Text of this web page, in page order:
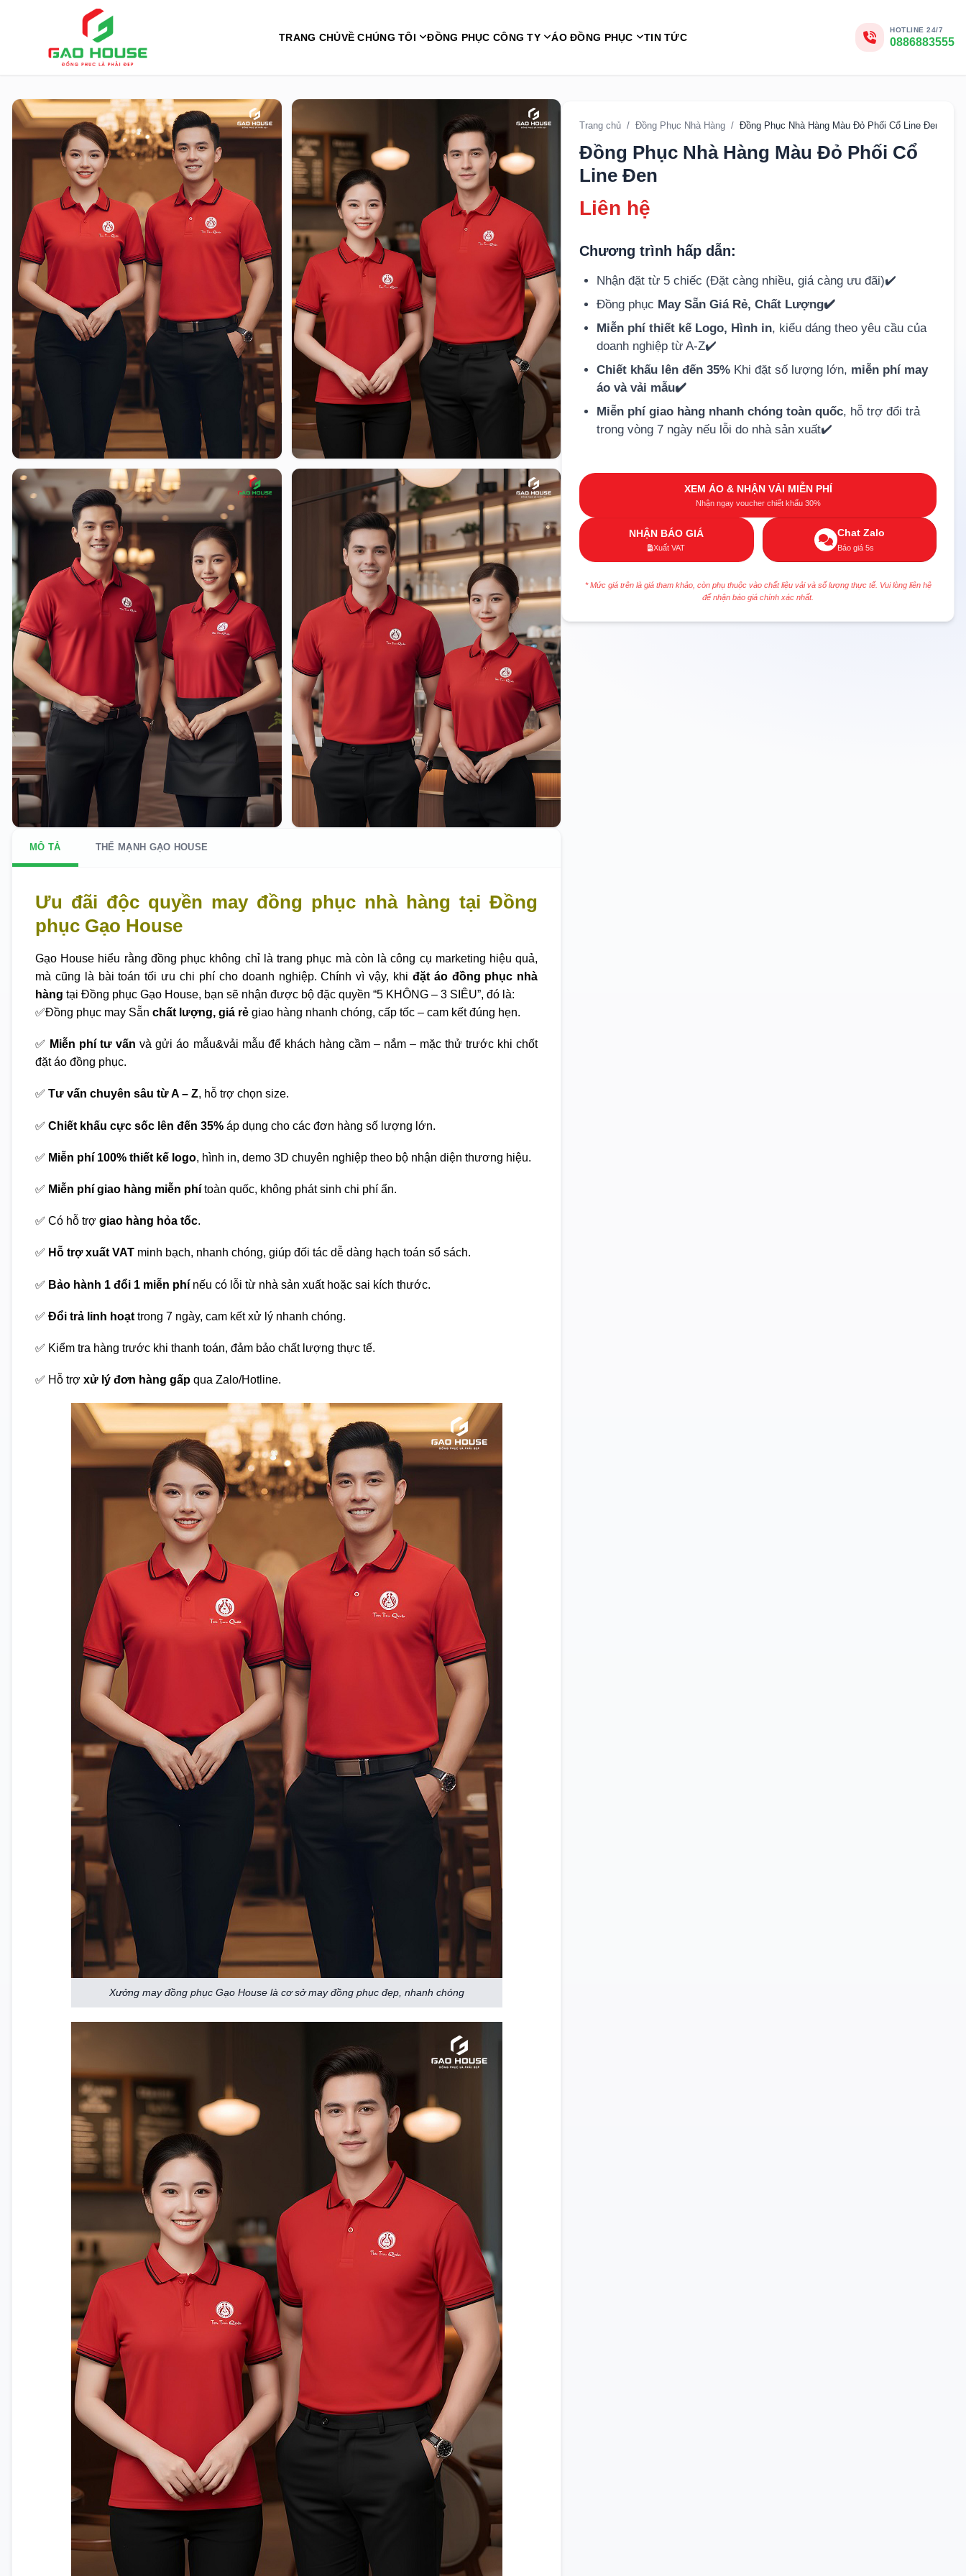
TRANG CHỦVỀ CHÚNG TÔI ĐỒNG PHỤC CÔNG TY ÁO ĐỒNG PHỤC TIN TỨC
HOTLINE 24/7
0886883555
MÔ TẢ THẾ MẠNH GẠO HOUSE
Ưu đãi độc quyền may đồng phục nhà hàng tại Đồng
phục Gạo House
Gạo House hiểu rằng đồng phục không chỉ là trang phục mà còn là công cụ marketing hiệu quả,
mà cũng là bài toán tối ưu chi phí cho doanh nghiệp. Chính vì vậy, khi đặt áo đồng phục nhà
hàng tại Đồng phục Gạo House, bạn sẽ nhận được bộ đặc quyền “5 KHÔNG – 3 SIÊU”, đó là:
✅Đồng phục may Sẵn chất lượng, giá rẻ giao hàng nhanh chóng, cấp tốc – cam kết đúng hẹn.
✅ Miễn phí tư vấn và gửi áo mẫu&vải mẫu để khách hàng cầm – nắm – mặc thử trước khi chốt
đặt áo đồng phục.
✅ Tư vấn chuyên sâu từ A – Z, hỗ trợ chọn size.
✅ Chiết khấu cực sốc lên đến 35% áp dụng cho các đơn hàng số lượng lớn.
✅ Miễn phí 100% thiết kế logo, hình in, demo 3D chuyên nghiệp theo bộ nhận diện thương hiệu.
✅ Miễn phí giao hàng miễn phí toàn quốc, không phát sinh chi phí ẩn.
✅ Có hỗ trợ giao hàng hỏa tốc.
✅ Hỗ trợ xuất VAT minh bạch, nhanh chóng, giúp đối tác dễ dàng hạch toán sổ sách.
✅ Bảo hành 1 đổi 1 miễn phí nếu có lỗi từ nhà sản xuất hoặc sai kích thước.
✅ Đổi trả linh hoạt trong 7 ngày, cam kết xử lý nhanh chóng.
✅ Kiểm tra hàng trước khi thanh toán, đảm bảo chất lượng thực tế.
✅ Hỗ trợ xử lý đơn hàng gấp qua Zalo/Hotline.
Xưởng may đồng phục Gạo House là cơ sở may đồng phục đẹp, nhanh chóng
Trang chủ / Đồng Phục Nhà Hàng / Đồng Phục Nhà Hàng Màu Đỏ Phối Cổ Line Đen
Đồng Phục Nhà Hàng Màu Đỏ Phối Cổ
Line Đen
Liên hệ
Chương trình hấp dẫn:
Nhận đặt từ 5 chiếc (Đặt càng nhiều, giá càng ưu đãi)✔️
Đồng phục May Sẵn Giá Rẻ, Chất Lượng✔️
Miễn phí thiết kế Logo, Hình in, kiểu dáng theo yêu cầu của
doanh nghiệp từ A-Z✔️
Chiết khấu lên đến 35% Khi đặt số lượng lớn, miễn phí may
áo và vải mẫu✔️
Miễn phí giao hàng nhanh chóng toàn quốc, hỗ trợ đổi trả
trong vòng 7 ngày nếu lỗi do nhà sản xuất✔️
XEM ÁO & NHẬN VẢI MIỄN PHÍ
Nhận ngay voucher chiết khấu 30%
NHẬN BÁO GIÁ
Xuất VAT
Chat Zalo
Báo giá 5s
* Mức giá trên là giá tham khảo, còn phụ thuộc vào chất liệu vải và số lượng thực tế. Vui lòng liên hệ
để nhận báo giá chính xác nhất.